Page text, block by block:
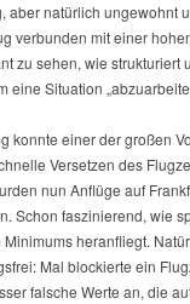
aber natürlich ungewohnt
verbunden mit einer
zu sehen, wie strukturiert
eine Situation
konnte einer der großen
Versetzen des
nun Anflüge auf
Schon faszinierend, wie
heranfliegt.
Mal blockierte ein
falsche Werte an, die